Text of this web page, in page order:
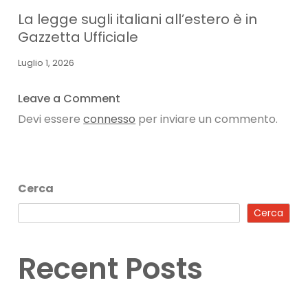
La legge sugli italiani all’estero è in
Gazzetta Ufficiale
Luglio 1, 2026
Leave a Comment
Devi essereconnesso per inviare un commento.
Cerca
Cerca
Recent Posts